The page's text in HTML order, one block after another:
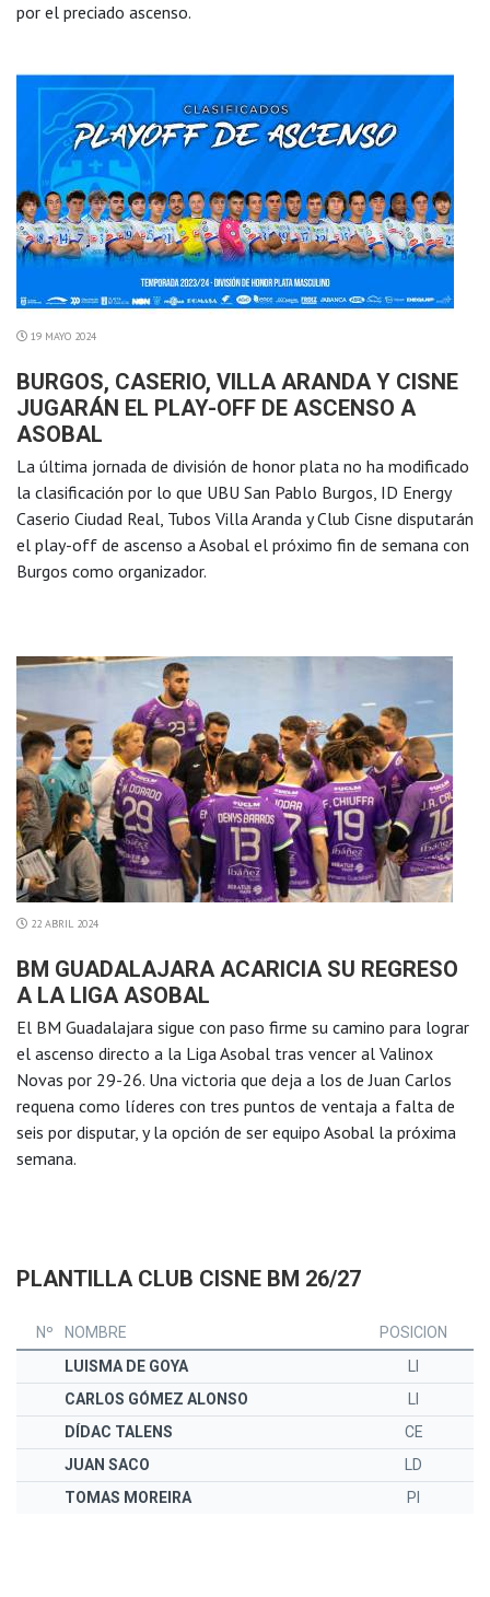
por el preciado ascenso.
19 MAYO 2024
BURGOS, CASERIO, VILLA ARANDA Y CISNE
JUGARÁN EL PLAY-OFF DE ASCENSO A
ASOBAL
La última jornada de división de honor plata no ha modificado
la clasificación por lo que UBU San Pablo Burgos, ID Energy
Caserio Ciudad Real, Tubos Villa Aranda y Club Cisne disputarán
el play-off de ascenso a Asobal el próximo fin de semana con
Burgos como organizador.
22 ABRIL 2024
BM GUADALAJARA ACARICIA SU REGRESO
A LA LIGA ASOBAL
El BM Guadalajara sigue con paso firme su camino para lograr
el ascenso directo a la Liga Asobal tras vencer al Valinox
Novas por 29-26. Una victoria que deja a los de Juan Carlos
requena como líderes con tres puntos de ventaja a falta de
seis por disputar, y la opción de ser equipo Asobal la próxima
semana.
PLANTILLA CLUB CISNE BM 26/27
Nº NOMBRE
POSICION
LUISMA DE GOYA
CARLOS GÓMEZ ALONSO
DÍDAC TALENS
CE
JUAN SACO
LD
TOMAS MOREIRA
PI